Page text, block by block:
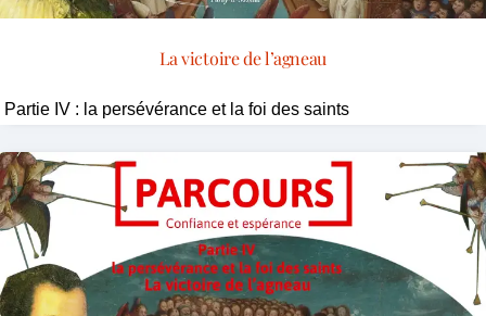
La victoire de l’agneau
Partie IV : la persévérance et la foi des saints